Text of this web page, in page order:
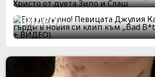
клип към „Bad B*tch“
ВИДЕО)